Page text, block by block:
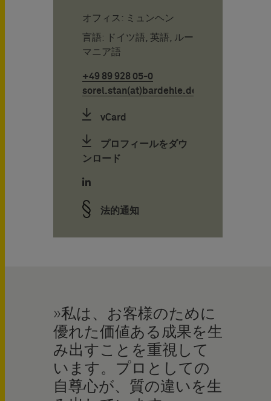
オフィス: ミュンヘン
言語: ドイツ語, 英語, ルー
マニア語
+49 89 928 05-0
sorel.stan(at)bardehle.de
vCard
プロフィールをダウ
ンロード
法的通知
私は、お客様のために
優れた価値ある成果を生
み出すことを重視して
います。プロとしての
自尊心が、質の違いを生